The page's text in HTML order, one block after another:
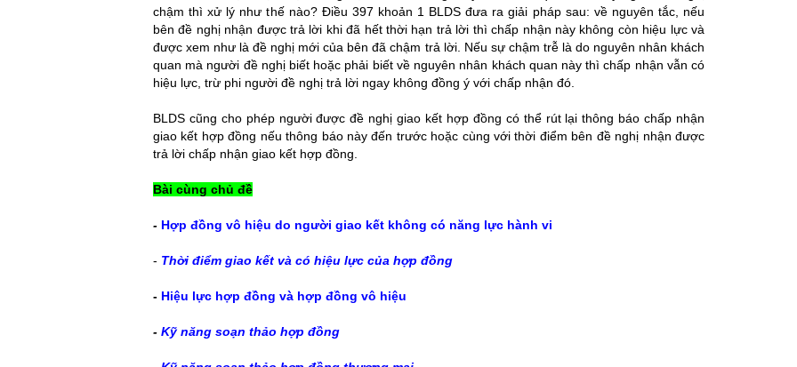
chậm thì xử lý như thế nào? Điều 397 khoản 1 BLDS đưa ra giải pháp sau: về nguyên tắc, nếu
bên đề nghị nhận được trả lời khi đã hết thời hạn trả lời thì chấp nhận này không còn hiệu lực và
được xem như là đề nghị mới của bên đã chậm trả lời. Nếu sự chậm trễ là do nguyên nhân khách
quan mà người đề nghị biết hoặc phải biết về nguyên nhân khách quan này thì chấp nhận vẫn có
hiệu lực, trừ phi người đề nghị trả lời ngay không đồng ý với chấp nhận đó.
BLDS cũng cho phép người được đề nghị giao kết hợp đồng có thể rút lại thông báo chấp nhận
giao kết hợp đồng nếu thông báo này đến trước hoặc cùng với thời điểm bên đề nghị nhận được
trả lời chấp nhận giao kết hợp đồng.
Bài cùng chủ đề
- Hợp đồng vô hiệu do người giao kết không có năng lực hành vi
- Thời điểm giao kết và có hiệu lực của hợp đồng
- Hiệu lực hợp đồng và hợp đồng vô hiệu
- Kỹ năng soạn thảo hợp đồng